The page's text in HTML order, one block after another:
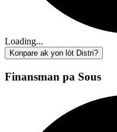
Loading...
Konpare ak yon lòt Distri?
Finansman pa Sous